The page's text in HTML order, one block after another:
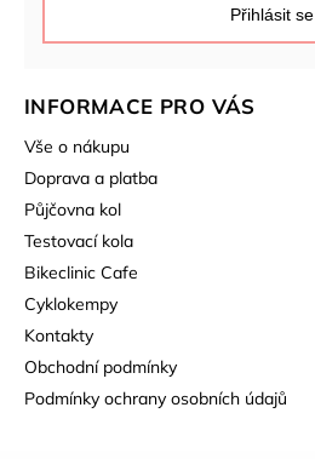
INFORMACE PRO VÁS
Vše o nákupu
Doprava a platba
Půjčovna kol
Testovací kola
Bikeclinic Cafe
Cyklokempy
Kontakty
Obchodní podmínky
Podmínky ochrany osobních údajů
Přihlásit se